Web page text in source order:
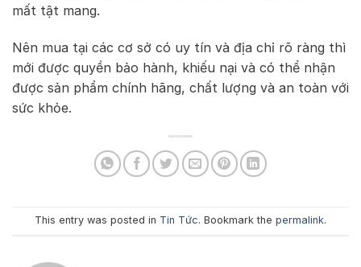
mất tật mang.
Nên mua tại các cơ sở có uy tín và địa chỉ rõ ràng thì
mới được quyền bảo hành, khiếu nại và có thể nhận
được sản phẩm chính hãng, chất lượng và an toàn với
sức khỏe.
This entry was posted in Tin Tức. Bookmark the permalink.